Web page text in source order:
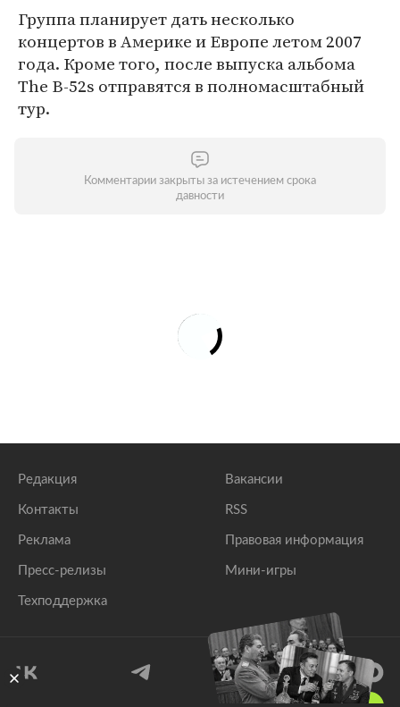
Группа планирует дать несколько
концертов в Америке и Европе летом 2007
года. Кроме того, после выпуска альбома
The B-52s отправятся в полномасштабный
тур.
Комментарии закрыты за истечением срока
давности
Редакция
Контакты
Реклама
Пресс-релизы
Техподдержка
Вакансии
RSS
Правовая информация
Мини-игры